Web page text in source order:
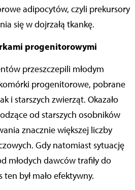
adipocytów, czyli prekursory
się w dojrzałą tkankę.
progenitorowymi
przeszczepili młodym
progenitorowe, pobrane
i starszych zwierząt. Okazało
od starszych osobników
znacznie większej liczby
Gdy natomiast sytuację
młodych dawców trafiły do
był mało efektywny.